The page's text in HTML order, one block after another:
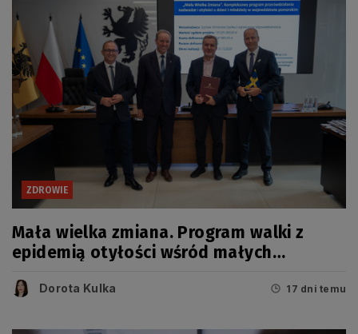
ZDROWIE
Mała wielka zmiana. Program walki z
epidemią otyłości wśród małych
Dorota Kulka 17 dni temu